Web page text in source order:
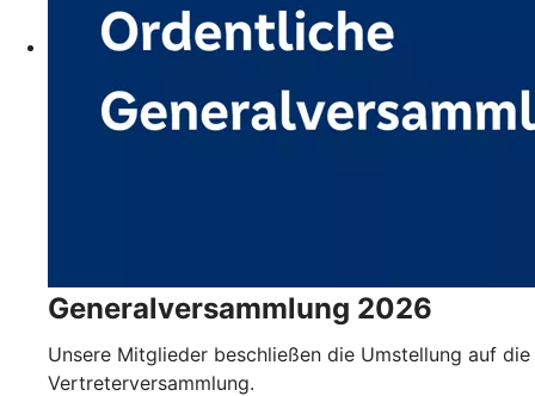
Generalversammlung 2026
Unsere Mitglieder beschließen die Umstellung auf die
Vertreterversammlung.